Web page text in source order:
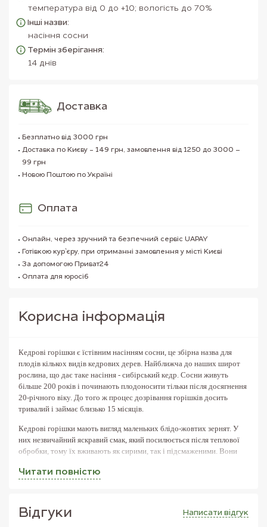
температура від 0 до +10; вологість до 70%
Інші назви:
насіння сосни
Термін зберігання:
14 днів
Доставка
Безплатно від 3000 грн
Доставка по Києву - 149 грн, замовлення від 1250 до 3000 –
99 грн
Новою Поштою по Україні
Оплата
Онлайн, через зручний та безпечний сервіс UAPAY
Готівкою кур`єру, при отриманні замовлення у місті Києві
За допомогою Приват24
Оплата для юросіб
Корисна iнформацiя
Читати повнiстю
Кедрові горішки є їстівним насінням сосни, це збірна назва для
плодів кількох видів кедрових дерев. Найближча до наших широт
рослина, що дає таке насіння - сибірський кедр. Сосни живуть
більше 200 років і починають плодоносити тільки після досягнення
20-річного віку. До того ж процес дозрівання горішків досить
тривалий і займає близько 15 місяців.
Кедрові горішки мають вигляд маленьких блідо-жовтих зернят. У
них незвичайний яскравий смак, який посилюється після теплової
обробки, тому їх вживають як сирими, так і підсмаженими. Вони
За кількістю вітамінів і корисних мікроелементів ці горіхи є
кобальт. Білки, що присутні в їх складі, мають унікальний склад
Вiдгуки Написати вiдгук